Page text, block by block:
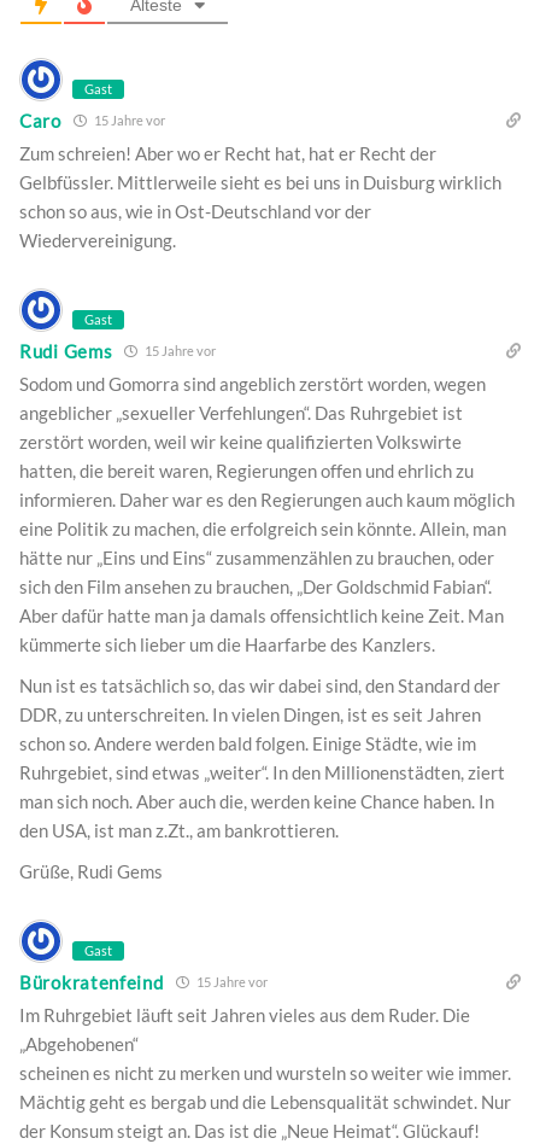
Älteste
Gast
Caro 15 Jahre vor
Zum schreien! Aber wo er Recht hat, hat er Recht der
Gelbfüssler. Mittlerweile sieht es bei uns in Duisburg wirklich
schon so aus, wie in Ost-Deutschland vor der
Wiedervereinigung.
Gast
Rudi Gems 15 Jahre vor
Sodom und Gomorra sind angeblich zerstört worden, wegen
angeblicher „sexueller Verfehlungen“. Das Ruhrgebiet ist
zerstört worden, weil wir keine qualifizierten Volkswirte
hatten, die bereit waren, Regierungen offen und ehrlich zu
informieren. Daher war es den Regierungen auch kaum möglich
eine Politik zu machen, die erfolgreich sein könnte. Allein, man
hätte nur „Eins und Eins“ zusammenzählen zu brauchen, oder
sich den Film ansehen zu brauchen, „Der Goldschmid Fabian“.
Aber dafür hatte man ja damals offensichtlich keine Zeit. Man
kümmerte sich lieber um die Haarfarbe des Kanzlers.
Nun ist es tatsächlich so, das wir dabei sind, den Standard der
DDR, zu unterschreiten. In vielen Dingen, ist es seit Jahren
schon so. Andere werden bald folgen. Einige Städte, wie im
Ruhrgebiet, sind etwas „weiter“. In den Millionenstädten, ziert
man sich noch. Aber auch die, werden keine Chance haben. In
den USA, ist man z.Zt., am bankrottieren.
Grüße, Rudi Gems
Gast
Bürokratenfeind 15 Jahre vor
Im Ruhrgebiet läuft seit Jahren vieles aus dem Ruder. Die
„Abgehobenen“
scheinen es nicht zu merken und wursteln so weiter wie immer.
Mächtig geht es bergab und die Lebensqualität schwindet. Nur
der Konsum steigt an. Das ist die „Neue Heimat“. Glückauf!